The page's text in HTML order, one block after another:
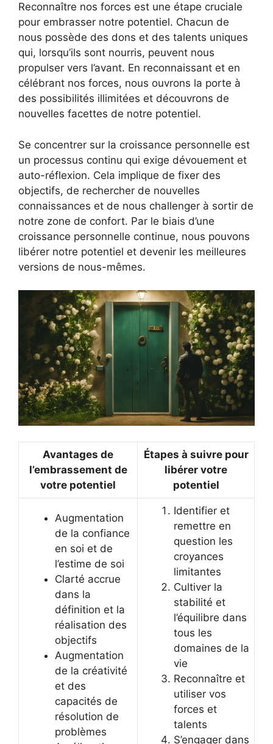
Reconnaître nos forces est une étape cruciale
pour embrasser notre potentiel. Chacun de
nous possède des dons et des talents uniques
qui, lorsqu’ils sont nourris, peuvent nous
propulser vers l’avant. En reconnaissant et en
célébrant nos forces, nous ouvrons la porte à
des possibilités illimitées et découvrons de
nouvelles facettes de notre potentiel.
Se concentrer sur la croissance personnelle est
un processus continu qui exige dévouement et
auto-réflexion. Cela implique de fixer des
objectifs, de rechercher de nouvelles
connaissances et de nous challenger à sortir de
notre zone de confort. Par le biais d’une
croissance personnelle continue, nous pouvons
libérer notre potentiel et devenir les meilleures
versions de nous-mêmes.
Avantages de
l’embrassement de
votre potentiel
Étapes à suivre pour
libérer votre
potentiel
Augmentation
de la confiance
en soi et de
l’estime de soi
Clarté accrue
dans la
définition et la
réalisation des
objectifs
Augmentation
de la créativité
et des
capacités de
résolution de
problèmes
Identifier et
remettre en
question les
croyances
limitantes
Cultiver la
stabilité et
l’équilibre dans
tous les
domaines de la
vie
Reconnaître et
utiliser vos
forces et
talents
S’engager dans